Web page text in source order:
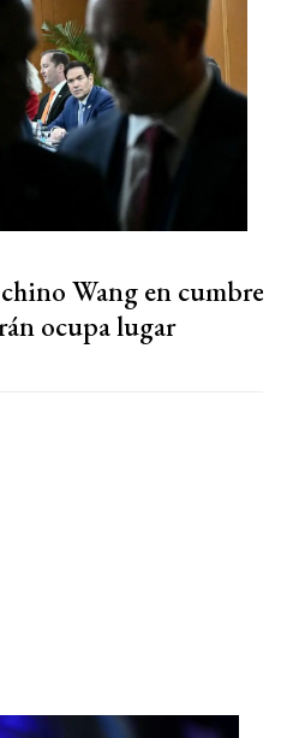
Wang en cumbre
ocupa lugar